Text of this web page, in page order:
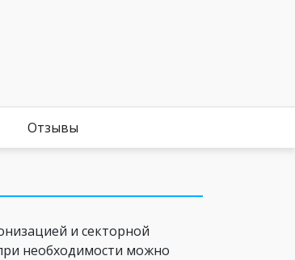
Отзывы
и секторной
необходимости можно